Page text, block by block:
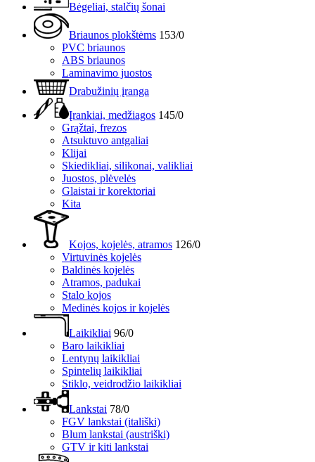
Bėgeliai, stalčių šonai
Briaunos plokštėms 153/0
PVC briaunos
ABS briaunos
Laminavimo juostos
Drabužinių įranga
Įrankiai, medžiagos 145/0
Grąžtai, frezos
Atsuktuvo antgaliai
Klijai
Skiedikliai, silikonai, valikliai
Juostos, plėvelės
Glaistai ir korektoriai
Kita
Kojos, kojelės, atramos 126/0
Virtuvinės kojelės
Baldinės kojelės
Atramos, padukai
Stalo kojos
Medinės kojos ir kojelės
Laikikliai 96/0
Baro laikikliai
Lentynų laikikliai
Spintelių laikikliai
Stiklo, veidrodžio laikikliai
Lankstai 78/0
FGV lankstai (itališki)
Blum lankstai (austriški)
GTV ir kiti lankstai